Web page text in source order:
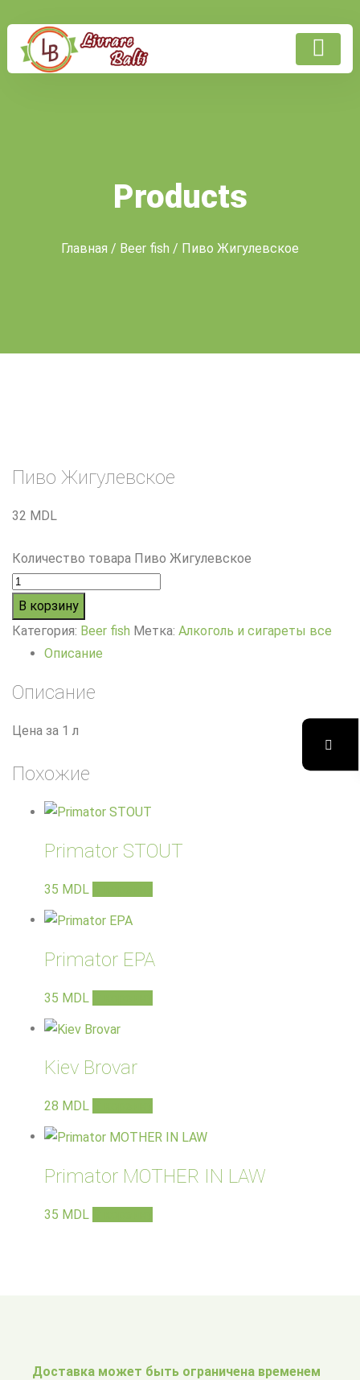
Products
Главная / Beer fish / Пиво Жигулевское
Пиво Жигулевское
32 MDL
Количество товара Пиво Жигулевское
В корзину
Категория: Beer fish Метка: Алкоголь и сигареты все
Описание
Описание
Цена за 1 л
Похожие
Primator STOUT
35 MDL
Primator EPA
35 MDL
Kiev Brovar
28 MDL
Primator MOTHER IN LAW
35 MDL
Доставка может быть ограничена временем